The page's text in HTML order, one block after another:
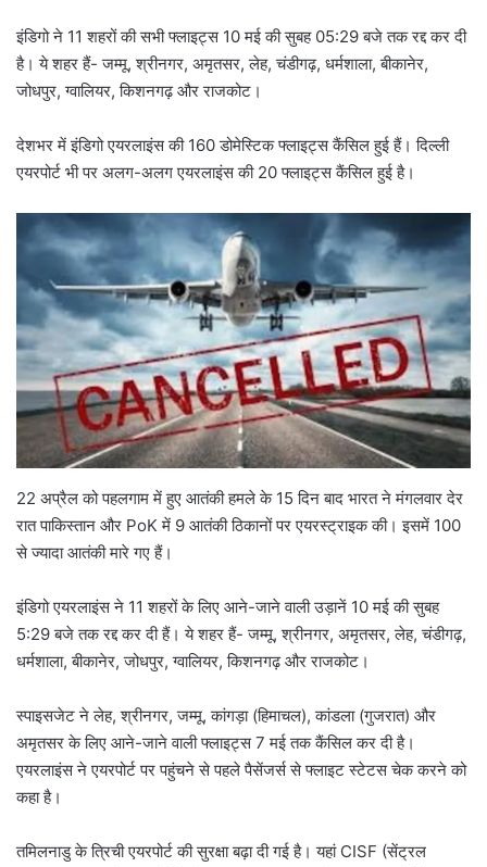
इंडिगो ने 11 शहरों की सभी फ्लाइट्स 10 मई की सुबह 05:29 बजे तक रद्द कर दी
है। ये शहर हैं- जम्मू, श्रीनगर, अमृतसर, लेह, चंडीगढ़, धर्मशाला, बीकानेर,
जोधपुर, ग्वालियर, किशनगढ़ और राजकोट।
देशभर में इंडिगो एयरलाइंस की 160 डोमेस्टिक फ्लाइट्स कैंसिल हुई हैं। दिल्ली
एयरपोर्ट भी पर अलग-अलग एयरलाइंस की 20 फ्लाइट्स कैंसिल हुई है।
22 अप्रैल को पहलगाम में हुए आतंकी हमले के 15 दिन बाद भारत ने मंगलवार देर
रात पाकिस्तान और PoK में 9 आतंकी ठिकानों पर एयरस्ट्राइक की। इसमें 100
से ज्यादा आतंकी मारे गए हैं।
इंडिगो एयरलाइंस ने 11 शहरों के लिए आने-जाने वाली उड़ानें 10 मई की सुबह
5:29 बजे तक रद्द कर दी हैं। ये शहर हैं- जम्मू, श्रीनगर, अमृतसर, लेह, चंडीगढ़,
धर्मशाला, बीकानेर, जोधपुर, ग्वालियर, किशनगढ़ और राजकोट।
स्पाइसजेट ने लेह, श्रीनगर, जम्मू, कांगड़ा (हिमाचल), कांडला (गुजरात) और
अमृतसर के लिए आने-जाने वाली फ्लाइट्स 7 मई तक कैंसिल कर दी है।
एयरलाइंस ने एयरपोर्ट पर पहुंचने से पहले पैसेंजर्स से फ्लाइट स्टेटस चेक करने को
कहा है।
तमिलनाडु के त्रिची एयरपोर्ट की सुरक्षा बढ़ा दी गई है। यहां CISF (सेंट्रल